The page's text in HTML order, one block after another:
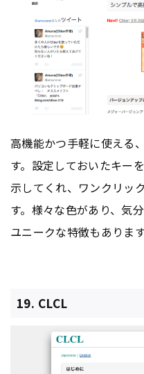
高機能かつ手軽に使える
す。設定しておいたキー
示してくれ、ワンクリッ
す。様々な色があり、気
ユニークな特徴もあります
19. CLCL